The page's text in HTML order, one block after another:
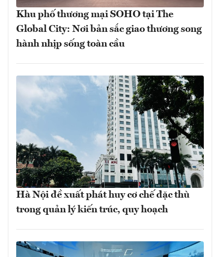
Khu phố thương mại SOHO tại The
Global City: Nơi bản sắc giao thương song
hành nhịp sống toàn cầu
Hà Nội đề xuất phát huy cơ chế đặc thù
trong quản lý kiến trúc, quy hoạch